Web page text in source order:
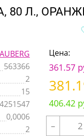
80 Л.,
563366
2
15
0,0006
2
Цена:
361.57
406.42
–